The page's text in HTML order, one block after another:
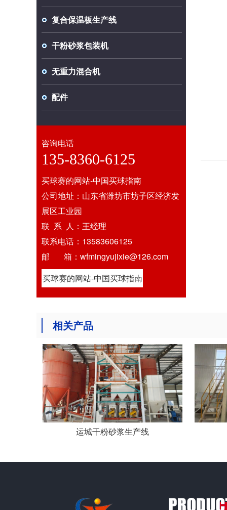
复合保温板生产线
干粉砂浆包装机
无重力混合机
配件
咨询电话
135-8360-6125
买球赛的网站-中国买球指南
公司地址：山东省潍坊市坊子区经济发
展区工业园
联 系 人：王经理
联系电话：13583606125
邮 箱：wfmingyujixie@126.com
买球赛的网站-中国买球指南
相关产品
运城干粉砂浆生产线